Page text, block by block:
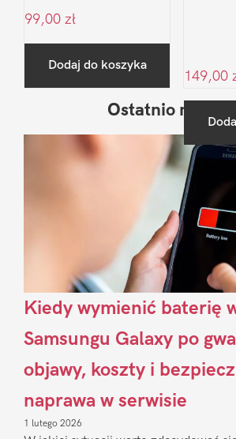
99,00 zł
Dodaj do koszyka
149,00
Sidebar
Ostatnio na
Kiedy wymienić baterię
Samsungu Galaxy po
objawy, koszty i
naprawa w serwisie
1 lutego 2026